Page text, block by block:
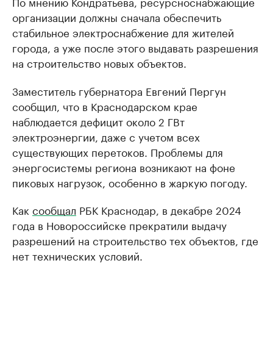
организации должны сначала обеспечить
стабильное электроснабжение для жителей
города, а уже после этого выдавать разрешения
на строительство новых объектов.
Заместитель губернатора Евгений Пергун
сообщил, что в Краснодарском крае
наблюдается дефицит около 2 ГВт
электроэнергии, даже с учетом всех
существующих перетоков. Проблемы для
энергосистемы региона возникают на фоне
пиковых нагрузок, особенно в жаркую погоду.
Как сообщал РБК Краснодар, в декабре 2024
года в Новороссийске прекратили выдачу
разрешений на строительство тех объектов, где
нет технических условий.